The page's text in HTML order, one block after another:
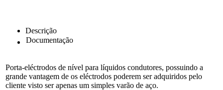
Descrição
Documentação
Porta-eléctrodos de nível para líquidos condutores, possuindo a
grande vantagem de os eléctrodos poderem ser adquiridos pelo
cliente visto ser apenas um simples varão de aço.